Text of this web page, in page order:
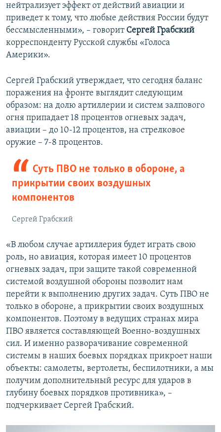
нейтрализует эффект от действий авиации и
приведет к тому, что любые действия России будут
бессмысленными», – говорит Сергей Грабский
корреспонденту Русской службы «Голоса
Америки».
Сергей Грабский утверждает, что сегодня баланс
поражения на фронте выглядит следующим
образом: на долю артиллерии и систем залпового
огня припадает 18 процентов огневых задач,
авиации – до 10-12 процентов, на стрелковое
оружие – 7-8 процентов.
Суть ПВО не только в обороне, а
прикрытии своих воздушных
компонентов
Сергей Грабский
«В любом случае артиллерия будет играть свою
роль, но авиация, которая имеет 10 процентов
огневых задач, при защите такой современной
системой воздушной обороны позволит нам
перейти к выполнению других задач. Суть ПВО не
только в обороне, а прикрытии своих воздушных
компонентов. Поэтому в ведущих странах мира
ПВО является составляющей Военно-воздушных
сил. И именно разворачивание современной
системы в наших боевых порядках прикроет наши
объекты: самолеты, вертолеты, беспилотники, а мы
получим дополнительный ресурс для ударов в
глубину боевых порядков противника», –
подчеркивает Сергей Грабский.